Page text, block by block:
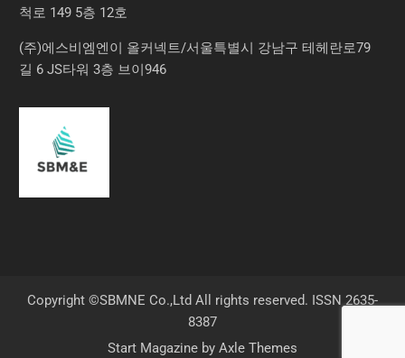
척로 149 5층 12호
(주)에스비엠엔이 올커넥트/서울특별시 강남구 테헤란로79
길 6 JS타워 3층 브이946
Copyright ©SBMNE Co.,Ltd All rights reserved. ISSN 2635-
8387
Start Magazine by Axle Themes